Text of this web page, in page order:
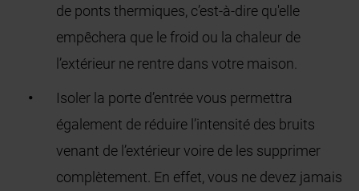
de ponts thermiques, c’est-à-dire qu'elle
empêchera que le froid ou la chaleur de
l’extérieur ne rentre dans votre maison.
Isoler la porte d’entrée vous permettra
également de réduire l’intensité des bruits
venant de l’extérieur voire de les supprimer
complètement. En effet, vous ne devez jamais